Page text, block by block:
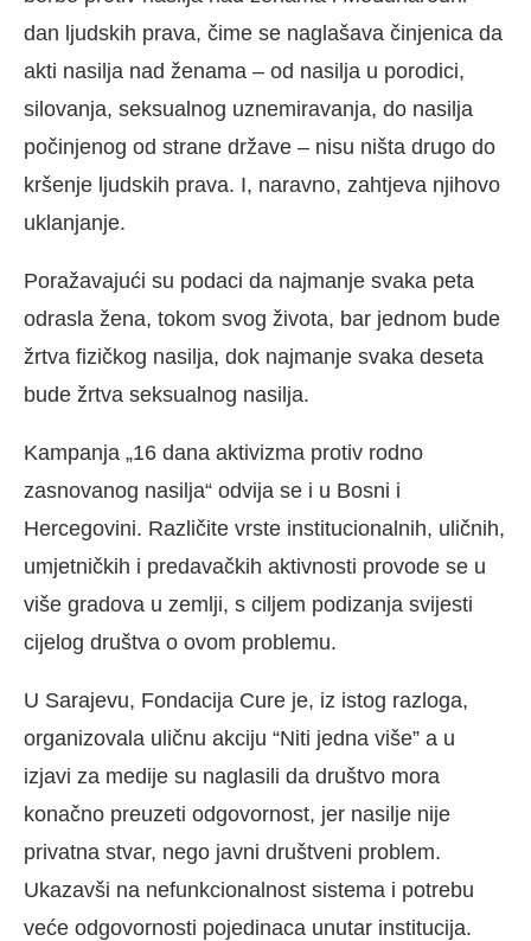
dan ljudskih prava, čime se naglašava činjenica da
akti nasilja nad ženama – od nasilja u porodici,
silovanja, seksualnog uznemiravanja, do nasilja
počinjenog od strane države – nisu ništa drugo do
kršenje ljudskih prava. I, naravno, zahtjeva njihovo
uklanjanje.
Poražavajući su podaci da najmanje svaka peta
odrasla žena, tokom svog života, bar jednom bude
žrtva fizičkog nasilja, dok najmanje svaka deseta
bude žrtva seksualnog nasilja.
Kampanja „16 dana aktivizma protiv rodno
zasnovanog nasilja“ odvija se i u Bosni i
Hercegovini. Različite vrste institucionalnih, uličnih,
umjetničkih i predavačkih aktivnosti provode se u
više gradova u zemlji, s ciljem podizanja svijesti
cijelog društva o ovom problemu.
U Sarajevu, Fondacija Cure je, iz istog razloga,
organizovala uličnu akciju “Niti jedna više” a u
izjavi za medije su naglasili da društvo mora
konačno preuzeti odgovornost, jer nasilje nije
privatna stvar, nego javni društveni problem.
Ukazavši na nefunkcionalnost sistema i potrebu
veće odgovornosti pojedinaca unutar institucija.